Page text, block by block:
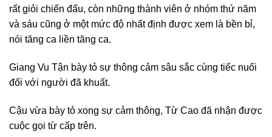
rất giỏi chiến đấu, còn những thành viên ở nhóm thứ năm
và sáu cũng ở một mức độ nhất định được xem là bền bỉ,
nói tăng ca liền tăng ca.
Giang Vu Tận bày tỏ sự thông cảm sâu sắc cùng tiếc nuối
đối với người đã khuất.
Cậu vừa bày tỏ xong sự cảm thông, Từ Cao đã nhận được
cuộc gọi từ cấp trên.